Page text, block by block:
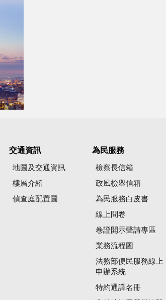
交通資訊
地圖及交通資訊
樓層介紹
偵查庭配置圖
為民服務
檢察長信箱
政風檢舉信箱
為民服務白皮書
線上問卷
卷證開示聲請專區
業務流程圖
法務部便民服務線上
申辦系統
特約通譯名冊